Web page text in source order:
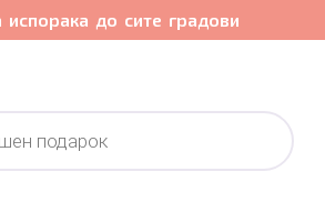
испорака до сите градови